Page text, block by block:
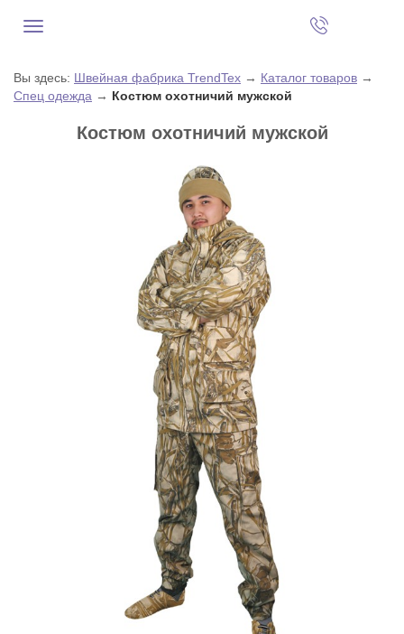
Вы здесь: Швейная фабрика TrendTex → Каталог товаров →
Спец одежда → Костюм охотничий мужской
Костюм охотничий мужской